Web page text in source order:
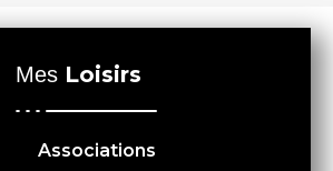
Mes Loisirs
Associations